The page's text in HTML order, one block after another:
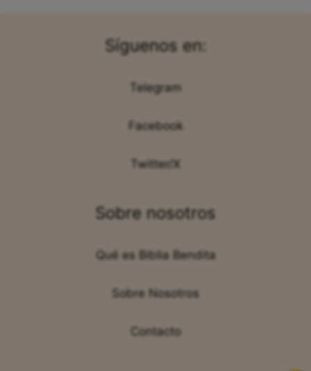
Síguenos en:
Telegram
Facebook
Twitter/X
Sobre nosotros
Qué es Biblia Bendita
Sobre Nosotros
Contacto